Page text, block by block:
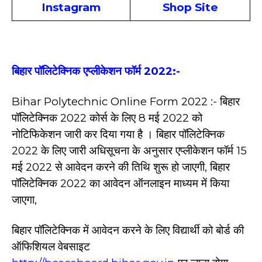
Instagram Shop Site
बिहार पॉलिटेक्निक एप्लीकेशन फॉर्म2022:-
Bihar Polytechnic Online Form 2022 :- बिहार
पॉलिटेक्निक 2022 कोर्स के लिए 8 मई 2022 को
नोटिफिकेशन जारी कर दिया गया है । बिहार पॉलिटेक्निक
2022 के लिए जारी अधिसूचना के अनुसार एप्लीकेशन फॉर्म 15
मई 2022 से आवेदन करने की तिथि शुरू हो जाएगी, बिहार
पॉलिटेक्निक 2022 का आवेदन ऑनलाइन माध्यम में किया
जाएगा,
बिहार पॉलिटेक्निक में आवेदन करने के लिए विद्यार्थी को बोर्ड की
ऑफिशियल वेबसाइट